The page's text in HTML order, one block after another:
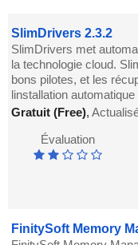
SlimDrivers 2.3.2
SlimDrivers met
la technologie cloud.
bons pilotes, et les
linstallation
Gratuit (Free),
Évaluation
FinitySoft Memory